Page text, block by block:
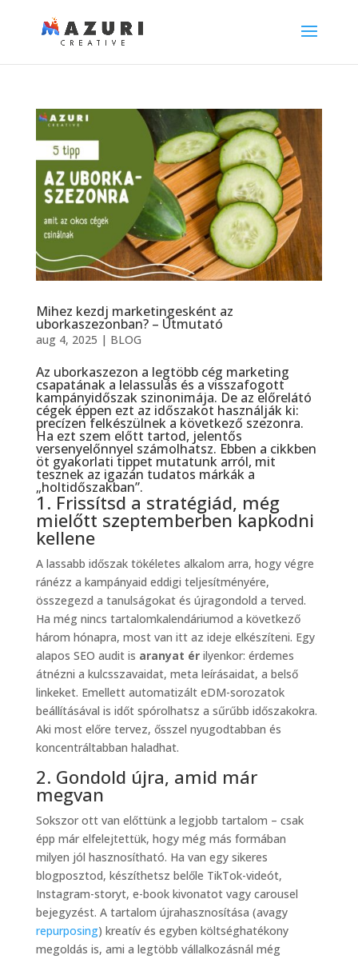
Mihez kezdj marketingesként az
uborkaszezonban? – Útmutató
aug 4, 2025 | BLOG
Az uborkaszezon a legtöbb cég marketing
csapatának a lelassulás és a visszafogott
kampányidőszak szinonimája. De az előrelátó
cégek éppen ezt az időszakot használják ki:
precízen felkészülnek a következő szezonra.
Ha ezt szem előtt tartod, jelentős
versenyelőnnyel számolhatsz. Ebben a cikkben
öt gyakorlati tippet mutatunk arról, mit
tesznek az igazán tudatos márkák a
„holtidőszakban”.
1. Frissítsd a stratégiád, még
mielőtt szeptemberben kapkodni
kellene
A lassabb időszak tökéletes alkalom arra, hogy végre
ránézz a kampányaid eddigi teljesítményére,
összegezd a tanulságokat és újragondold a terved.
Ha még nincs tartalomkalendáriumod a következő
három hónapra, most van itt az ideje elkészíteni. Egy
alapos SEO audit is aranyat érilyenkor: érdemes
átnézni a kulcsszavaidat, meta leírásaidat, a belső
linkeket. Emellett automatizált eDM-sorozatok
beállításával is időt spórolhatsz a sűrűbb időszakokra.
Aki most előre tervez, ősszel nyugodtabban és
koncentráltabban haladhat.
2. Gondold újra, amid már
megvan
Sokszor ott van előttünk a legjobb tartalom – csak
épp már elfelejtettük, hogy még más formában
milyen jól hasznosítható. Ha van egy sikeres
blogposztod, készíthetsz belőle TikTok-videót,
Instagram-storyt, e-book kivonatot vagy carousel
bejegyzést. A tartalom újrahasznosítása (avagy
repurposing) kreatív és egyben költséghatékony
megoldás is, ami a legtöbb vállalkozásnál még